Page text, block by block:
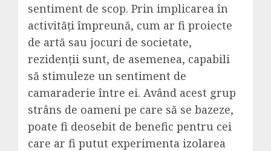
sentiment de scop. Prin implicarea în
activități împreună, cum ar fi proiecte
de artă sau jocuri de societate,
rezidenții sunt, de asemenea, capabili
să stimuleze un sentiment de
camaraderie între ei. Având acest grup
strâns de oameni pe care să se bazeze,
poate fi deosebit de benefic pentru cei
care ar fi putut experimenta izolarea